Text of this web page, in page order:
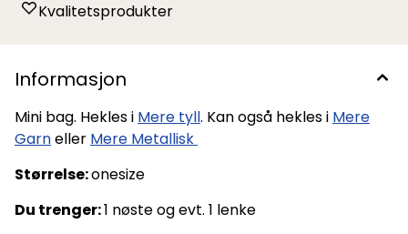
Kvalitetsprodukter
Informasjon
Mini bag. Hekles i Mere tyll. Kan også hekles i Mere
Garneller Mere Metallisk
Størrelse:onesize
Du trenger:1 nøste og evt. 1 lenke